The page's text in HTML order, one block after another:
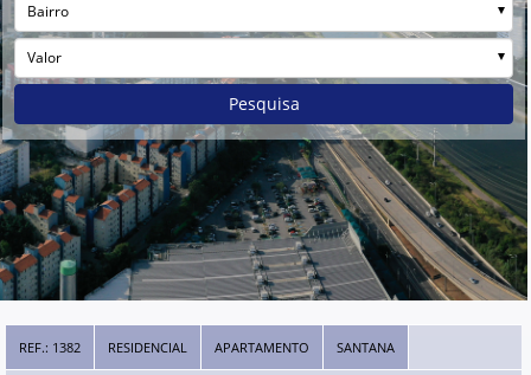
Bairro
Valor
Pesquisa
REF.: 1382 RESIDENCIAL APARTAMENTO SANTANA